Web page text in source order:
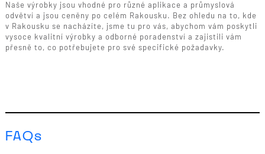
Naše výrobky jsou vhodné pro různé aplikace a průmyslová
odvětví a jsou ceněny po celém Rakousku. Bez ohledu na to, kde
v Rakousku se nacházíte, jsme tu pro vás, abychom vám poskytli
vysoce kvalitní výrobky a odborné poradenství a zajistili vám
přesně to, co potřebujete pro své specifické požadavky.
FAQs